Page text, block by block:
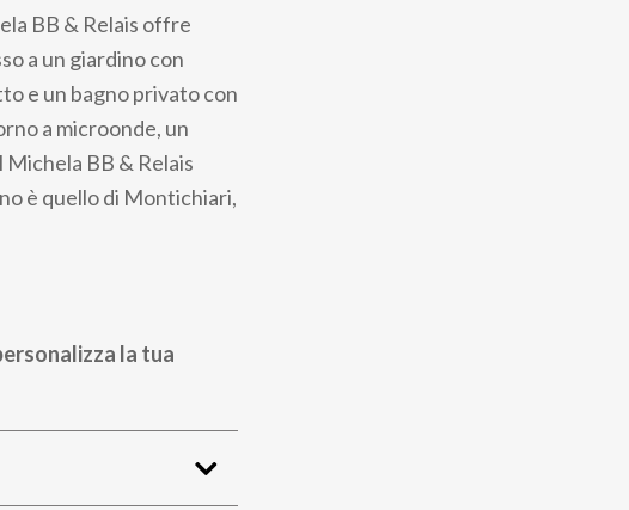
BB & Relais offre
a un giardino con
e un bagno privato con
a microonde, un
BB & Relais
è quello di Montichiari,
la tua